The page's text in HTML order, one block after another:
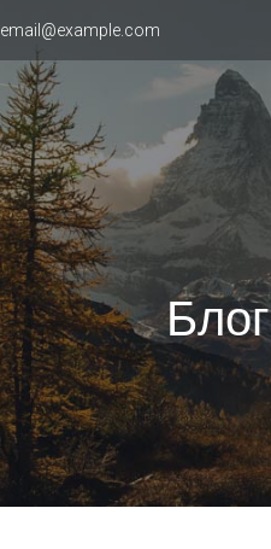
email@example.com
Блог